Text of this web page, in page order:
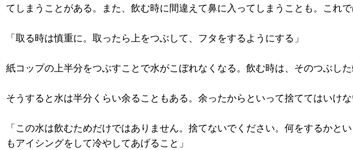
てしまうことがある。また、飲む時に間違えて鼻に入ってしまうことも。これで
「取る時は慎重に。取ったら上をつぶして、フタをするようにする」
紙コップの上半分をつぶすことで水がこぼれなくなる。飲む時は、そのつぶし
そうすると水は半分くらい余ることもある。余ったからといって捨ててはいけな
「この水は飲むためだけではありません。捨てないでください。何をするか
もアイシングをして冷やしてあげること」